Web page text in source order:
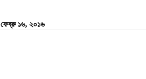
ফেব্রু ১৬, ২০১৬